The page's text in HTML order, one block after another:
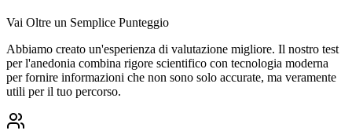
Vai Oltre un Semplice Punteggio
Abbiamo creato un'esperienza di valutazione migliore. Il nostro test
per l'anedonia combina rigore scientifico con tecnologia moderna
per fornire informazioni che non sono solo accurate, ma veramente
utili per il tuo percorso.